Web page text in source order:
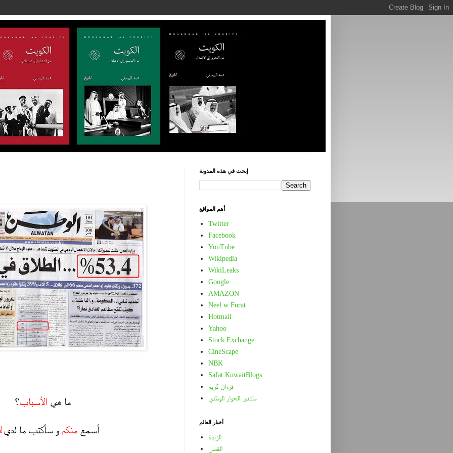
ما هي الأسباب؟
أسمع منكم و سأكتب ما لدي
إبحث في هذه المدونة
أهم المواقع
Twitter
Facebook
YouTube
Wikipedia
WikiLeaks
Google
AMAZON
Neel w Furat
Hotmail
Yahoo
Stock Exchange
CineScape
NBK
Safat KuwaitBlogs
قرءان كريم
ملتقى الحوار الوطني
أخبار العالم
الزبدة
القبس